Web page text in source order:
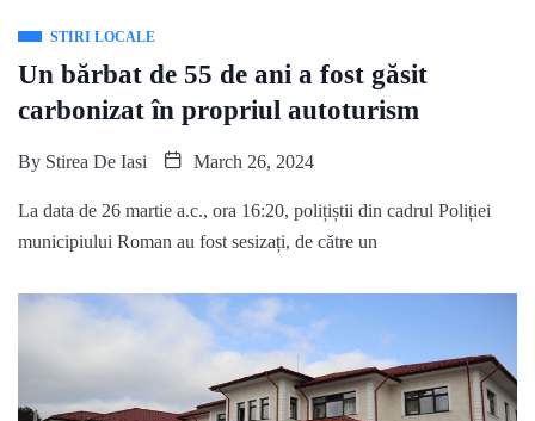
STIRI LOCALE
Un bărbat de 55 de ani a fost găsit
carbonizat în propriul autoturism
By Stirea De Iasi March 26, 2024
La data de 26 martie a.c., ora 16:20, polițiștii din cadrul Poliției
municipiului Roman au fost sesizați, de către un